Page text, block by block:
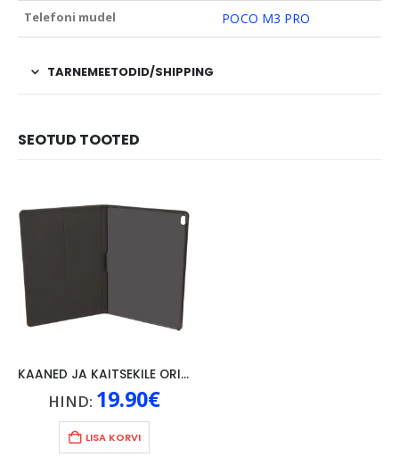
Telefoni mudel POCO M3 PRO
TARNEMEETODID/SHIPPING
SEOTUD TOOTED
KAANED JA KAITSEKILE ORIGINAAL LENOVO P10, MUST
HIND: 19.90€
LISA KORVI